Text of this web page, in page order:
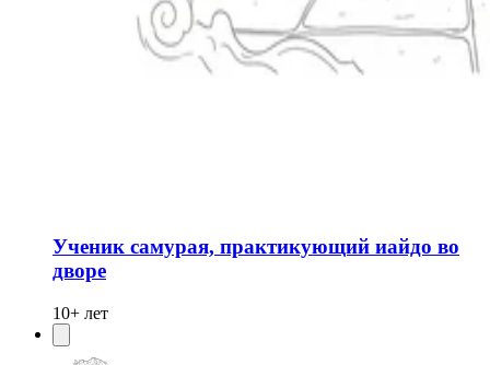
Ученик самурая, практикующий иайдо во
дворе
10+ лет